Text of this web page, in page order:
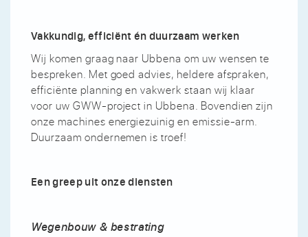
Vakkundig, efficiënt én duurzaam werken
Wij komen graag naar Ubbena om uw wensen te
bespreken. Met goed advies, heldere afspraken,
efficiënte planning en vakwerk staan wij klaar
voor uw GWW-project in Ubbena. Bovendien zijn
onze machines energiezuinig en emissie-arm.
Duurzaam ondernemen is troef!
Een greep uit onze diensten
Wegenbouw & bestrating